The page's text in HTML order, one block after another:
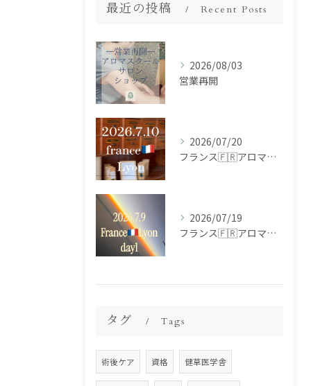
最近の投稿 Recent Posts
2026/08/03
営業再開
2026/07/20
フランス🇫🇷アロマ研修ツアー𝗱𝗮𝘆𝟮
2026/07/19
フランス🇫🇷アロマ研修ツアー𝗱𝗮𝘆𝟭
タグ Tags
術後ケア 資格 健草医学舎